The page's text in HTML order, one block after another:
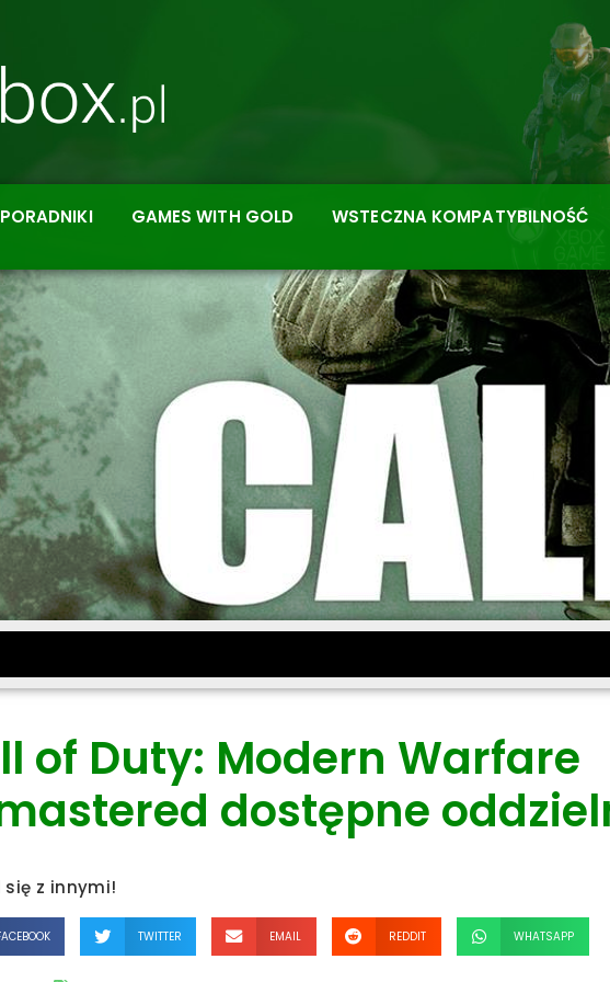
PORADNIKI GAMES WITH GOLD
WSTECZNA KOMPATYBILNOŚĆ
of Duty: Modern Warfare
dostępne
się z innymi!
TWITTER EMAIL REDDIT WHATSAPP